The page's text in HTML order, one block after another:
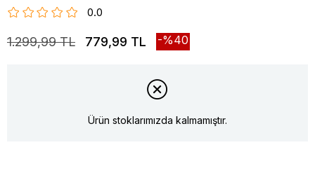
0.0
1.299,99 TL 779,99 TL 40
Ürün stoklarımızda kalmamıştır.